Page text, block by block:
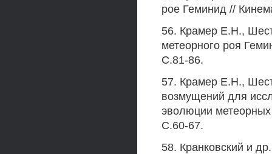
рое Геминид //
56. Крамер E.H.,
метеорного роя
С.81-86.
57. Крамер E.H.,
возмущений для
эволюции
С.60-67.
58. Кранковский и